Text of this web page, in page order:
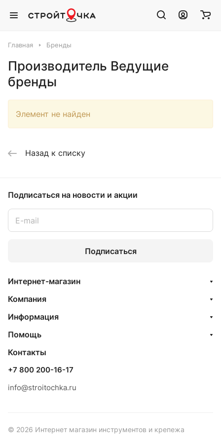
Главная Бренды
Производитель Ведущие
бренды
Элемент не найден
Назад к списку
Подписаться на новости и акции
Подписаться
Интернет-магазин
Компания
Информация
Помощь
Контакты
+7 800 200-16-17
info@stroitochka.ru
© 2026 Интернет магазин инструментов и крепежа